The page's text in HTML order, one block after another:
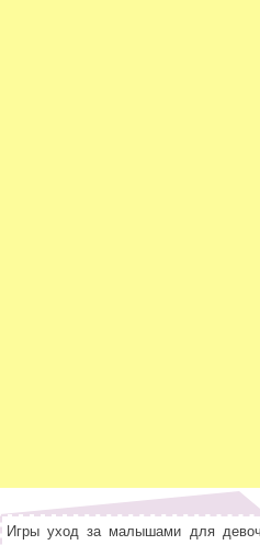
Игры уход за малышами для